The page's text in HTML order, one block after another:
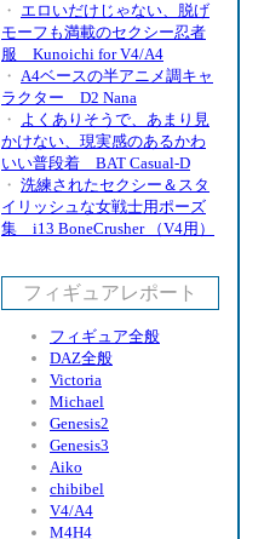
・ エロいだけじゃない、脱げ
モーフも満載のセクシー忍者
服 Kunoichi for V4/A4
・ A4ベースの半アニメ調キャ
ラクター D2 Nana
・ よくありそうで、あまり見
かけない、現実感のあるかわ
いい普段着 BAT Casual-D
・ 洗練されたセクシー＆スタ
イリッシュな女戦士用ポーズ
集 i13 BoneCrusher （V4用）
フィギュアレポート
フィギュア全般
DAZ全般
Victoria
Michael
Genesis2
Genesis3
Aiko
chibibel
V4/A4
M4H4